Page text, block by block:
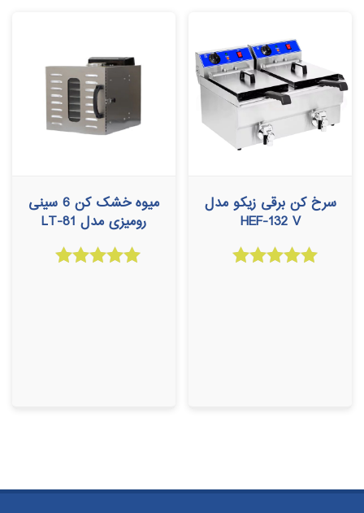
سرخ کن برقی زیکو مدل
HEF-132 V
میوه خشک کن 6 سینی
رومیزی مدل LT-81